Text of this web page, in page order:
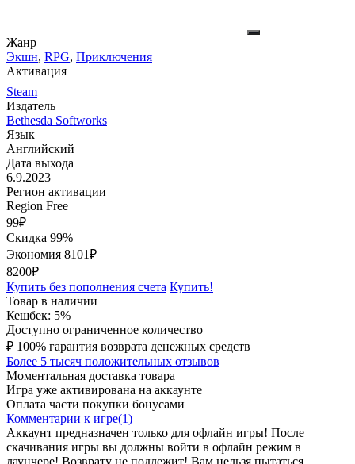
Жанр
Экшн, RPG, Приключения
Активация
Steam
Издатель
Bethesda Softworks
Язык
Английский
Дата выхода
6.9.2023
Регион активации
Region Free
99₽
Скидка 99%
Экономия 8101₽
8200₽
Купить без пополнения счета Купить!
Товар в наличии
Кешбек: 5%
Доступно ограниченное количество
₽ 100% гарантия возврата денежных средств
Более 5 тысяч положительных отзывов
Моментальная доставка товара
Игра уже активирована на аккаунте
Оплата части покупки бонусами
Комментарии к игре(1)
Аккаунт предназначен только для офлайн игры! После
скачивания игры вы должны войти в офлайн режим в
лаунчере! Возврату не подлежит! Вам нельзя пытаться